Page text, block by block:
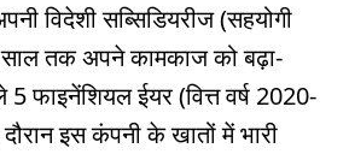
विदेशी सब्सिडियरीज (सहयोगी
तक अपने कामकाज को बढ़ा-
फाइनेंशियल ईयर (वित्त वर्ष 2020-
इस कंपनी के खातों में भारी